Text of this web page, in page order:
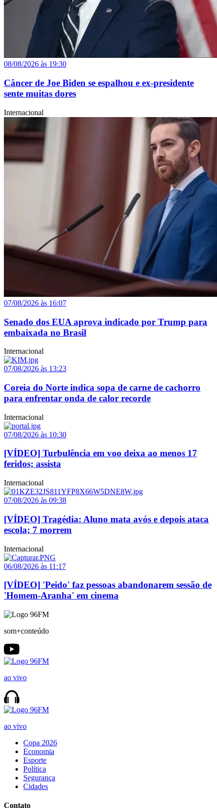
08/08/2026 às 19:30
Câncer de Joe Biden se espalhou e ex-presidente
sente muitas dores
Internacional
07/08/2026 às 16:07
Senado dos EUA aprova indicado por Trump para
embaixada no Brasil
Internacional
07/08/2026 às 13:23
Coreia do Norte indica sopa de carne de cachorro
para enfrentar onda de calor recorde
Internacional
07/08/2026 às 10:30
[VÍDEO] Turbulência em voo deixa ao menos 17
feridos; assista
Internacional
07/08/2026 às 09:38
[VÍDEO] Tragédia: Aluno mata avós e depois ataca
escola; 7 morrem
Internacional
06/08/2026 às 11:17
[VÍDEO] 'Peido' faz pessoas abandonarem sessão de
'Homem-Aranha' em cinema
som+conteúdo
ao vivo
ao vivo
Copa 2026
Economia
Esporte
Política
Segurança
Cidades
Contato